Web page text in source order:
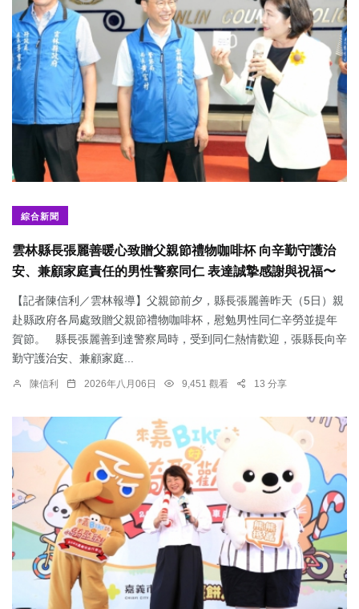
綜合新聞
雲林縣長張麗善暖心致贈父親節禮物咖啡杯 向辛勤守護治
安、兼顧家庭責任的男性警察同仁 表達誠摯感謝與祝福〜
【記者陳信利／雲林報導】父親節前夕，縣長張麗善昨天（5日）親
赴縣政府各局處致贈父親節禮物咖啡杯，慰勉男性同仁辛勞並提年
賀節。 縣長張麗善到達警察局時，受到同仁熱情歡迎，張縣長向辛
勤守護治安、兼顧家庭...
陳信利 2026年八月06日 9,451 觀看 13 分享